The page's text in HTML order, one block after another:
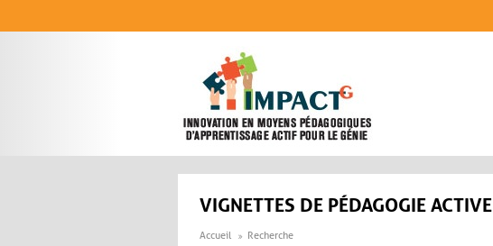
VIGNETTES DE PÉDAGOGIE ACTIVE
Accueil Recherche